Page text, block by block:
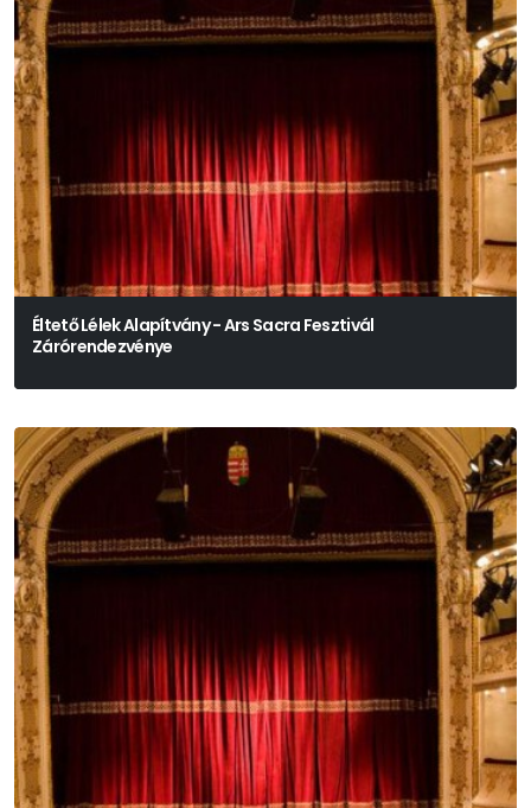
Éltető Lélek Alapítvány - Ars Sacra Fesztivál
Zárórendezvénye